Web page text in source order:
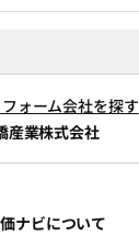
フォーム会社を探す
業株式会社
ナビについて